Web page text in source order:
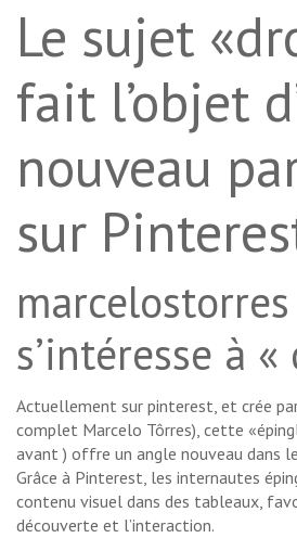
Le sujet
fait l’objet
nouveau
sur
marcelostorres
s’intéresse à
Actuellement sur pinterest, et crée
complet Marcelo Tôrres), cette
avant ) offre un angle nouveau dans
Grâce à Pinterest, les internautes
contenu visuel dans des tableaux,
découverte et l’interaction.